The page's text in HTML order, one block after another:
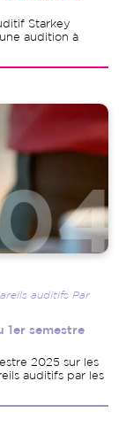
Starkey
audition à
auditifs Par
1er semestre
2025 sur les
auditifs par les